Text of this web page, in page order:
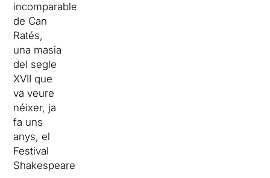
incomparable
de Can
Ratés,
una masia
del segle
XVII que
va veure
néixer, ja
fa uns
anys, el
Festival
Shakespeare.